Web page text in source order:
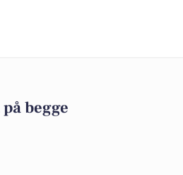
begge